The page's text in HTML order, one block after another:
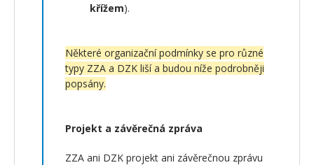
křížem).
Některé organizační podmínky se pro různé
typy ZZA a DZK liší a budou níže podrobněji
popsány.
Projekt a závěrečná zpráva
ZZA ani DZK projekt ani závěrečnou zprávu